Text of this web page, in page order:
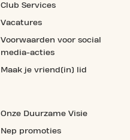
Club Services
Vacatures
Voorwaarden voor social
media-acties
Maak je vriend(in) lid
Onze Duurzame Visie
Nep promoties